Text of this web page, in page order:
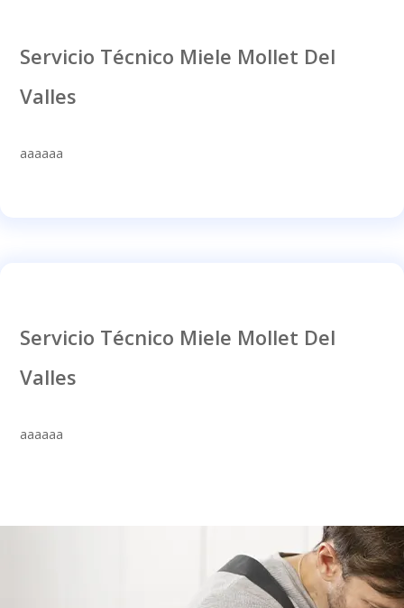
Servicio Técnico Miele Mollet Del
Valles
aaaaaa
Servicio Técnico Miele Mollet Del
Valles
aaaaaa